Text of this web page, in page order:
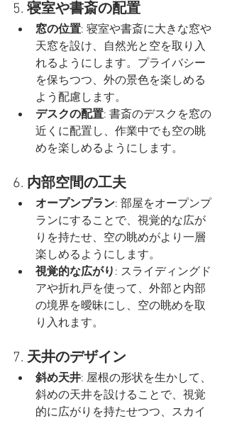
5. 寝室や書斎の配置
窓の位置: 寝室や書斎に大きな窓や
天窓を設け、自然光と空を取り入
れるようにします。プライバシー
を保ちつつ、外の景色を楽しめる
よう配慮します。
デスクの配置: 書斎のデスクを窓の
近くに配置し、作業中でも空の眺
めを楽しめるようにします。
6. 内部空間の工夫
オープンプラン: 部屋をオープンプ
ランにすることで、視覚的な広が
りを持たせ、空の眺めがより一層
楽しめるようにします。
視覚的な広がり : スライディングド
アや折れ戸を使って、外部と内部
の境界を曖昧にし、空の眺めを取
り入れます。
7. 天井のデザイン
斜め天井: 屋根の形状を生かして、
斜めの天井を設けることで、視覚
的に広がりを持たせつつ、スカイ